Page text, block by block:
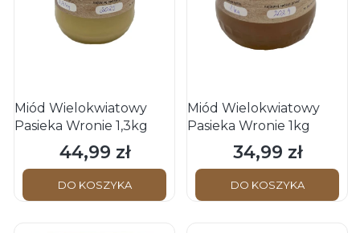
Miód Wielokwiatowy
Pasieka Wronie 1,3kg
Cena
44,99 zł
DO KOSZYKA
Miód Wielokwiatowy
Pasieka Wronie 1kg
Cena
34,99 zł
DO KOSZYKA